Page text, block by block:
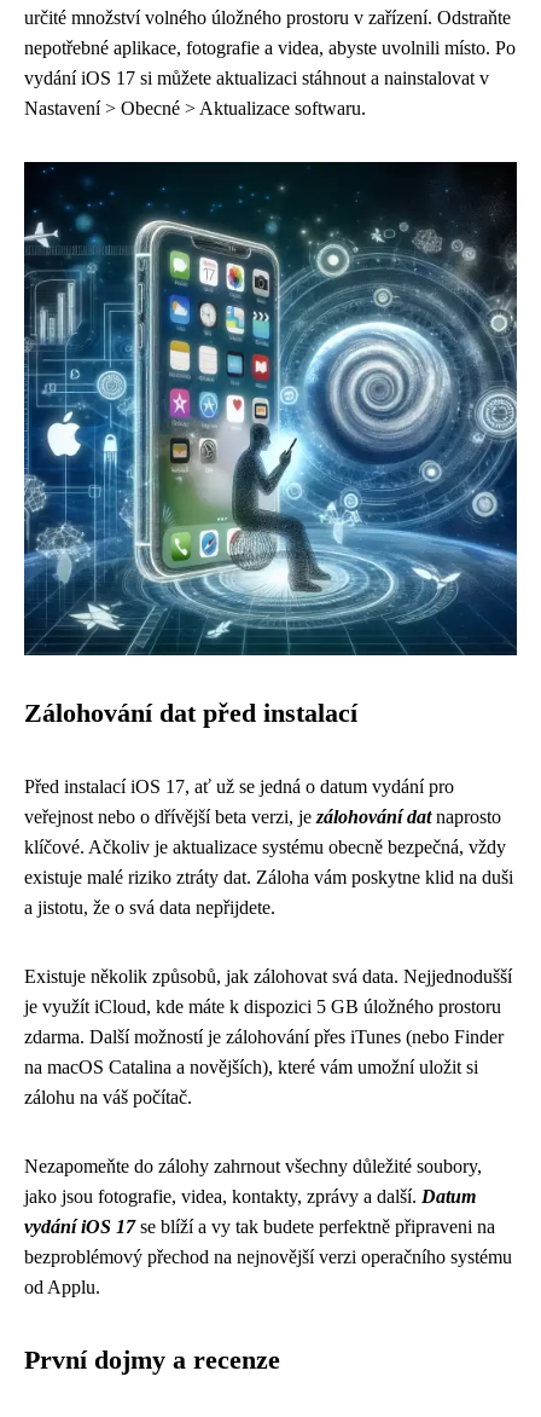
určité množství volného úložného prostoru v zařízení. Odstraňte
nepotřebné aplikace, fotografie a videa, abyste uvolnili místo. Po
vydání iOS 17 si můžete aktualizaci stáhnout a nainstalovat v
Nastavení > Obecné > Aktualizace softwaru.
Zálohování dat před instalací
Před instalací iOS 17, ať už se jedná o datum vydání pro
veřejnost nebo o dřívější beta verzi, je zálohování datnaprosto
klíčové. Ačkoliv je aktualizace systému obecně bezpečná, vždy
existuje malé riziko ztráty dat. Záloha vám poskytne klid na duši
a jistotu, že o svá data nepřijdete.
Existuje několik způsobů, jak zálohovat svá data. Nejjednodušší
je využít iCloud, kde máte k dispozici 5 GB úložného prostoru
zdarma. Další možností je zálohování přes iTunes (nebo Finder
na macOS Catalina a novějších), které vám umožní uložit si
zálohu na váš počítač.
Nezapomeňte do zálohy zahrnout všechny důležité soubory,
jako jsou fotografie, videa, kontakty, zprávy a další. Datum
vydání iOS 17se blíží a vy tak budete perfektně připraveni na
bezproblémový přechod na nejnovější verzi operačního systému
od Applu.
První dojmy a recenze